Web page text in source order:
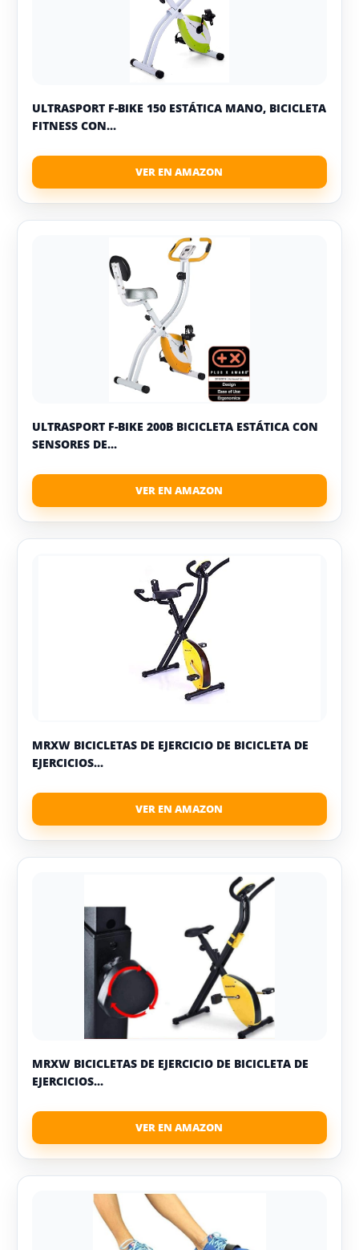
ULTRASPORT F-BIKE 150 ESTÁTICA MANO, BICICLETA
FITNESS CON...
ULTRASPORT F-BIKE 200B BICICLETA ESTÁTICA CON
SENSORES DE...
MRXW BICICLETAS DE EJERCICIO DE BICICLETA DE
EJERCICIOS...
MRXW BICICLETAS DE EJERCICIO DE BICICLETA DE
EJERCICIOS...